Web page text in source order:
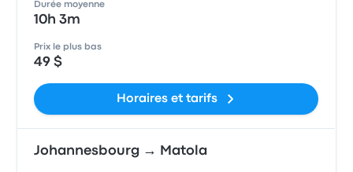
Durée moyenne
10h 3m
Prix le plus bas
49 $
Horaires et tarifs
Johannesbourg → Matola